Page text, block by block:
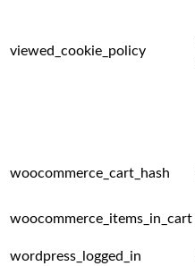
viewed_cookie_policy
woocommerce_cart_hash
woocommerce_items_in_cart
wordpress_logged_in